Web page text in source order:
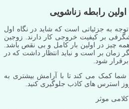
توجه به جزئیاتی است که شاید در نگاه اول
شگرفی بر کیفیت خروجی کار دارند. زوجین
همه چیز در اولین بار کامل و بی نقص باشد.
زمان بر است و نباید انتظار داشت که در
شود.
کلیدی به شما کمک می کند تا با آرامش بیشتری به
استرس های کاذب جلوگیری کنید.
موثر